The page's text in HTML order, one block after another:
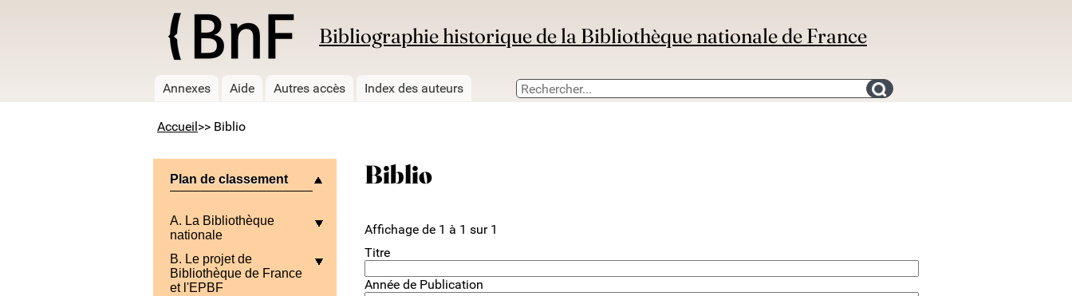
Bibliographie historique de la Bibliothèque nationale de France
Annexes Aide Autres accès Index des auteurs Search for an bibliography
Accueil >> Biblio
Plan de classement
A. La Bibliothèque
nationale
B. Le projet de
Bibliothèque de France
et l'EPBF
Biblio
Affichage de 1 à 1 sur 1
Titre
Année de Publication